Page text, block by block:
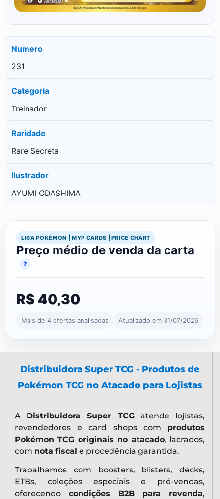
Numero
231
Categoria
Treinador
Raridade
Rare Secreta
Ilustrador
AYUMI ODASHIMA
LIGA POKÉMON | MYP CARDS | PRICE CHART
Preço médio de venda da carta
?
R$ 40,30
Mais de 4 ofertas analisadas Atualizado em 31/07/2026
Distribuidora Super TCG - Produtos de
Pokémon TCG no Atacado para Lojistas
A Distribuidora Super TCGatende lojistas,
revendedores e card shops com produtos
Pokémon TCG originais no atacado, lacrados,
com nota fiscal e procedência garantida.
Trabalhamos com boosters, blisters, decks,
ETBs, coleções especiais e pré-vendas,
oferecendo condições B2B para revenda,